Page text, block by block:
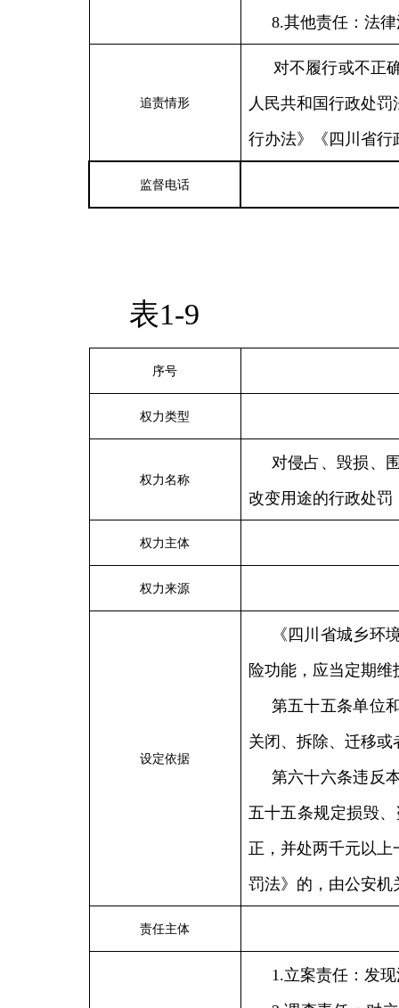
8.其他责任：法
追责情形
对不履行或不正
人民共和国行政处
行办法》《四川省行
监督电话
表1-9
序号
权力类型
权力名称
对侵占、毁损、
改变用途的行政处罚
权力主体
权力来源
设定依据
《四川省城乡环
险功能，应当定期
第五十五条单位
关闭、拆除、迁移
第六十六条违反
五十五条规定损毁
正，并处两千元以
罚法》的，由公安机
责任主体
1.立案责任：发